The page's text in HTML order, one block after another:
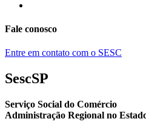
Fale conosco
Entre em contato com o SESC
SescSP
Serviço Social do Comércio
Administração Regional no